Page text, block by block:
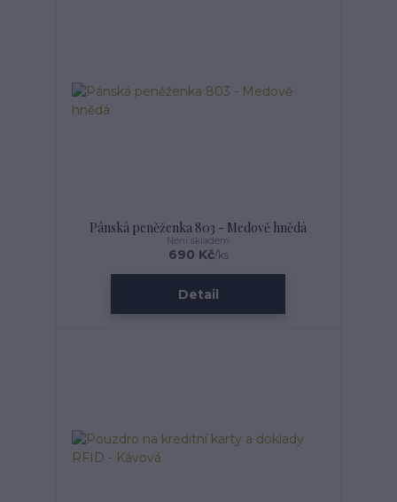
Pánská peněženka 803 - Medově hnědá
690 Kč/ks
Není skladem
Detail